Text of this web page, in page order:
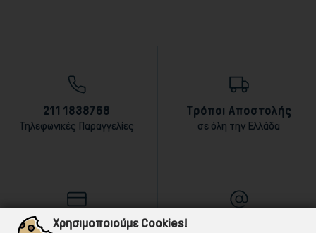
211 1838768
Τηλεφωνικές Παραγγελίες
Τρόποι Αποστολής
σε όλη την Ελλάδα
Τρόποι Πληρωμής
Χρησιμοποιούμε Cookies!